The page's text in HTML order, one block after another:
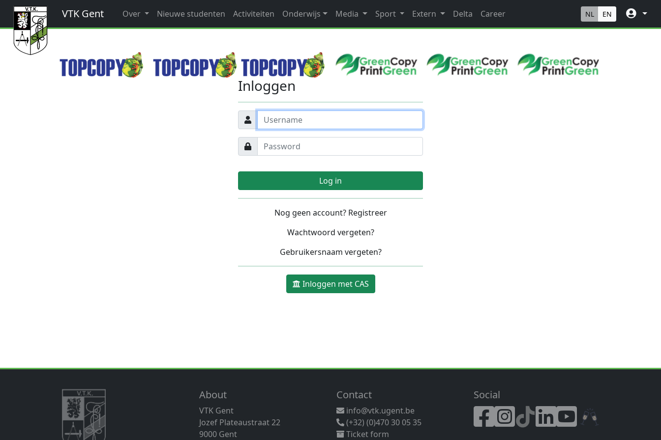
VTK Gent Over Nieuwe studenten Activiteiten Onderwijs Media Sport Extern Delta Career NL EN
Inloggen
Log in
Nog geen account? Registreer
Wachtwoord vergeten?
Gebruikersnaam vergeten?
Inloggen met CAS
About
VTK Gent
Jozef Plateaustraat 22
9000 Gent
Contact
info@vtk.ugent.be
(+32) (0)470 30 05 35
Ticket form
Social